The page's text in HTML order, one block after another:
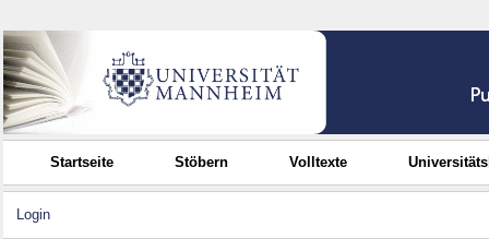
Startseite Stöbern Volltexte
Login